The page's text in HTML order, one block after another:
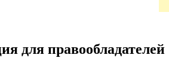
для правообладателей